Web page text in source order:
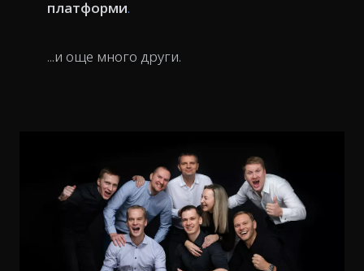
платформи.
...и още много други.